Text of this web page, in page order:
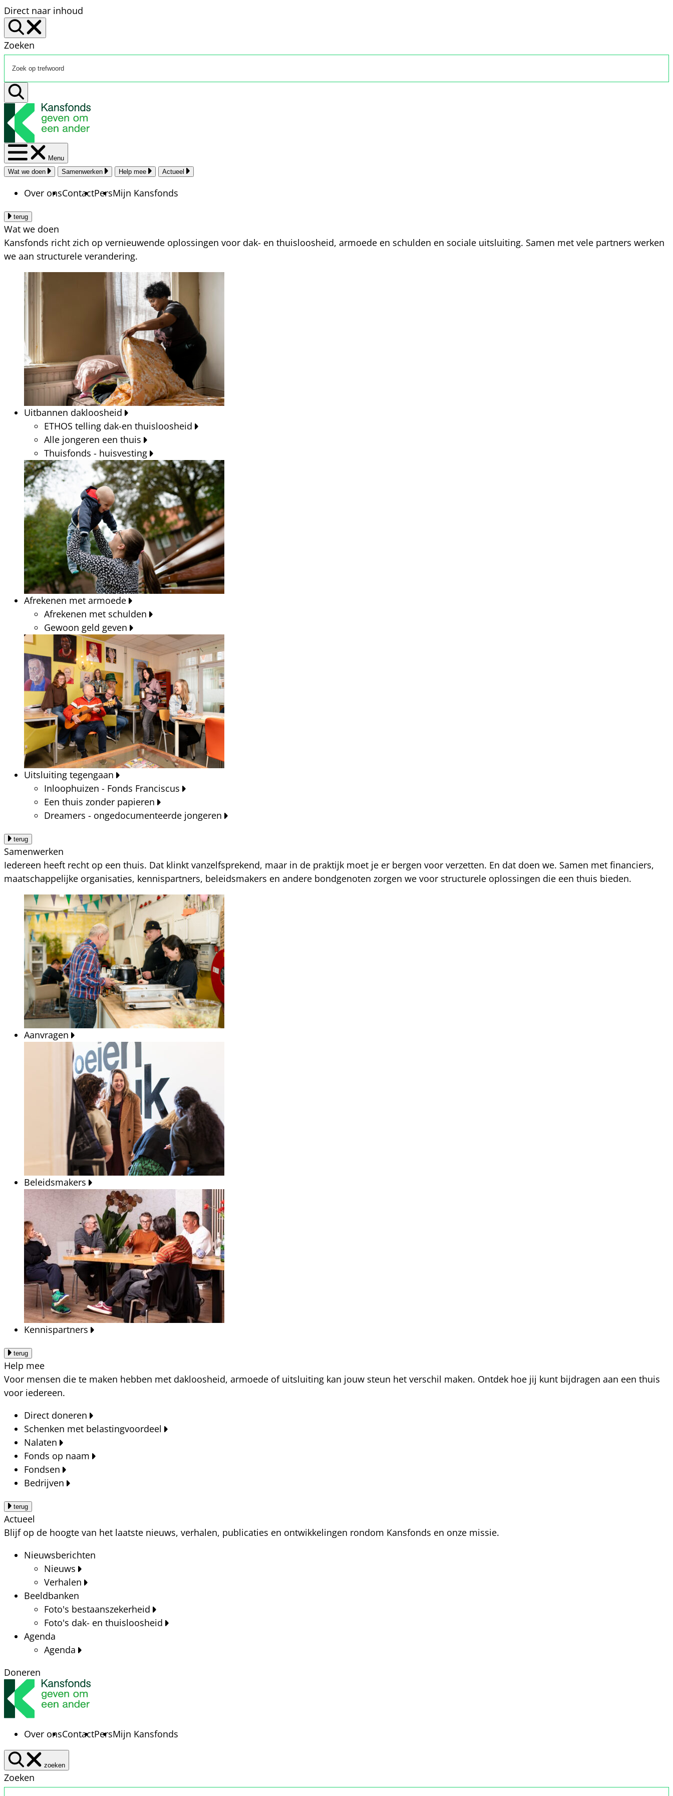
Direct naar inhoud
Zoeken
Menu
Wat we doen
Samenwerken Help mee Actueel
Over onsContactPersMijn Kansfonds
terug
Wat we doen
Kansfonds richt zich op vernieuwende oplossingen voor dak- en thuisloosheid, armoede en schulden en sociale uitsluiting. Samen met vele partners werken
we aan structurele verandering.
Uitbannen dakloosheid
ETHOS telling dak-en thuisloosheid
Alle jongeren een thuis
Thuisfonds - huisvesting
Afrekenen met armoede
Afrekenen met schulden
Gewoon geld geven
Uitsluiting tegengaan
Inloophuizen - Fonds Franciscus
Een thuis zonder papieren
Dreamers - ongedocumenteerde jongeren
terug
Samenwerken
Iedereen heeft recht op een thuis. Dat klinkt vanzelfsprekend, maar in de praktijk moet je er bergen voor verzetten. En dat doen we. Samen met financiers,
maatschappelijke organisaties, kennispartners, beleidsmakers en andere bondgenoten zorgen we voor structurele oplossingen die een thuis bieden.
Aanvragen
Beleidsmakers
Kennispartners
terug
Help mee
Voor mensen die te maken hebben met dakloosheid, armoede of uitsluiting kan jouw steun het verschil maken. Ontdek hoe jij kunt bijdragen aan een thuis
voor iedereen.
Direct doneren
Schenken met belastingvoordeel
Nalaten
Fonds op naam
Fondsen
Bedrijven
terug
Actueel
Blijf op de hoogte van het laatste nieuws, verhalen, publicaties en ontwikkelingen rondom Kansfonds en onze missie.
Nieuwsberichten
Nieuws
Verhalen
Beeldbanken
Foto's bestaanszekerheid
Foto's dak- en thuisloosheid
Agenda
Agenda
Doneren
Over onsContactPersMijn Kansfonds
zoeken
Zoeken